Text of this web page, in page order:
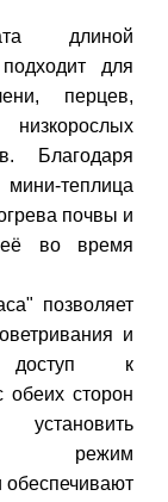
длиной
для
перцев,
Благодаря
теплица
почвы и
во время
позволяет
и
доступ к
сторон
режим
обеспечивают